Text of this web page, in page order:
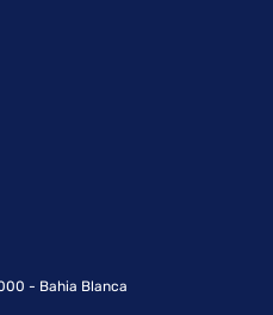
- Bahia Blanca